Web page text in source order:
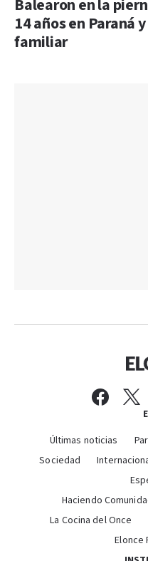
Balearon en la
14 años en Paraná
familiar
Últimas noticias
Sociedad
Haciendo
La Cocina del Once
Elonce